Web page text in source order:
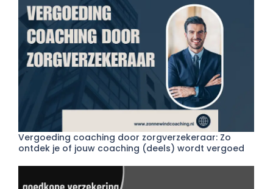
Vergoeding coaching door zorgverzekeraar: Zo
ontdek je of jouw coaching (deels) wordt vergoed